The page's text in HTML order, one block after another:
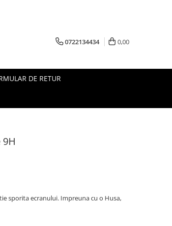
0722134434 0,00
DE RETUR
sporita ecranului. Impreuna cu o Husa,